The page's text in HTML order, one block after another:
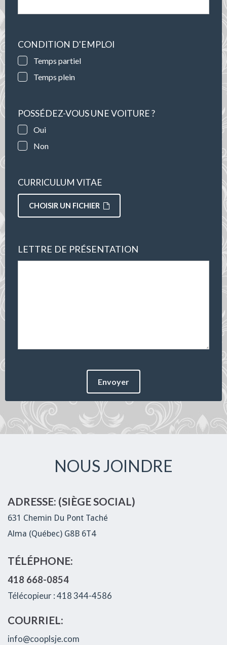
CONDITION D'EMPLOI
Temps partiel
Temps plein
POSSÉDEZ-VOUS UNE VOITURE ?
Oui
Non
CURRICULUM VITAE
CHOISIR UN FICHIER
LETTRE DE PRÉSENTATION
Envoyer
NOUS JOINDRE
ADRESSE: (SIÈGE SOCIAL)
631 Chemin Du Pont Taché
Alma (Québec) G8B 6T4
TÉLÉPHONE:
418 668-0854
Télécopieur : 418 344-4586
COURRIEL:
info@cooplsje.com